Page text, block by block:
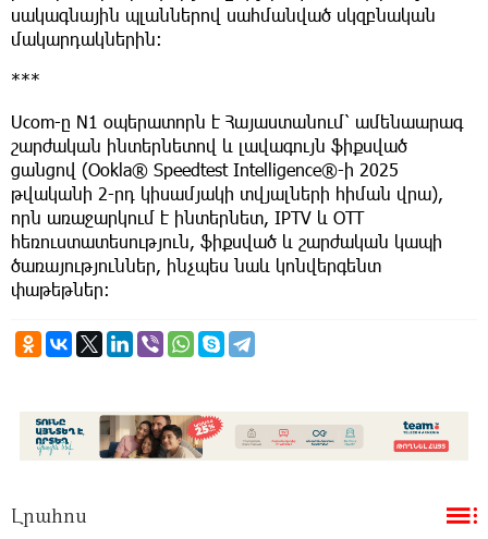
սակագնային պլաններով սահմանված սկզբնական
մակարդակներին։
***
Ucom-ը N1 օպերատորն է Հայաստանում՝ ամենաարագ
շարժական ինտերնետով և լավագույն ֆիքսված
ցանցով (Ookla® Speedtest Intelligence®-ի 2025
թվականի 2-րդ կիսամյակի տվյալների հիման վրա),
որն առաջարկում է ինտերնետ, IPTV և OTT
հեռուստատեսություն, ֆիքսված և շարժական կապի
ծառայություններ, ինչպես նաև կոնվերգենտ
փաթեթներ։
Լրահոս